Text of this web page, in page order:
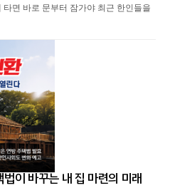
타면 바로 문부터 잠가야 최근 한인들을
이 바꾸는 내 집 마련의 미래